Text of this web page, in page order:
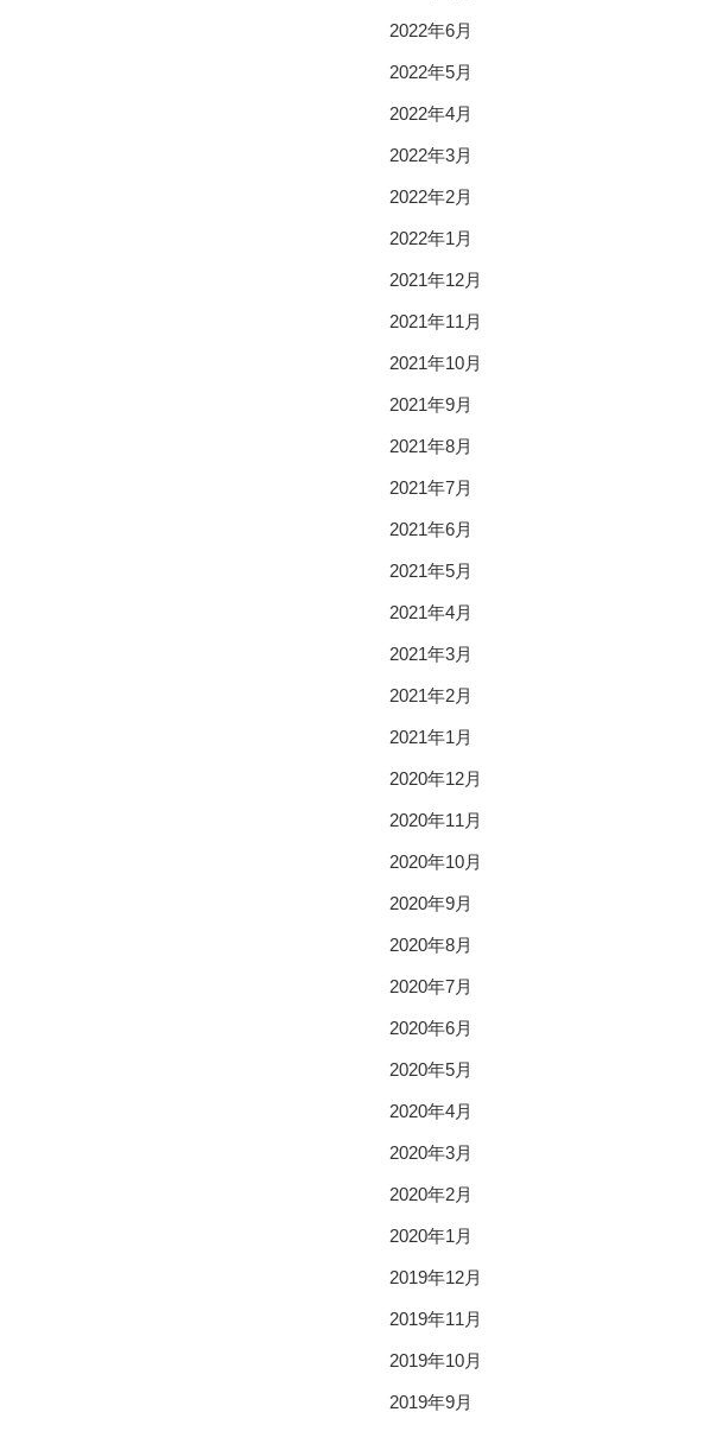
2022年6月
2022年5月
2022年4月
2022年3月
2022年2月
2022年1月
2021年12月
2021年11月
2021年10月
2021年9月
2021年8月
2021年7月
2021年6月
2021年5月
2021年4月
2021年3月
2021年2月
2021年1月
2020年12月
2020年11月
2020年10月
2020年9月
2020年8月
2020年7月
2020年6月
2020年5月
2020年4月
2020年3月
2020年2月
2020年1月
2019年12月
2019年11月
2019年10月
2019年9月